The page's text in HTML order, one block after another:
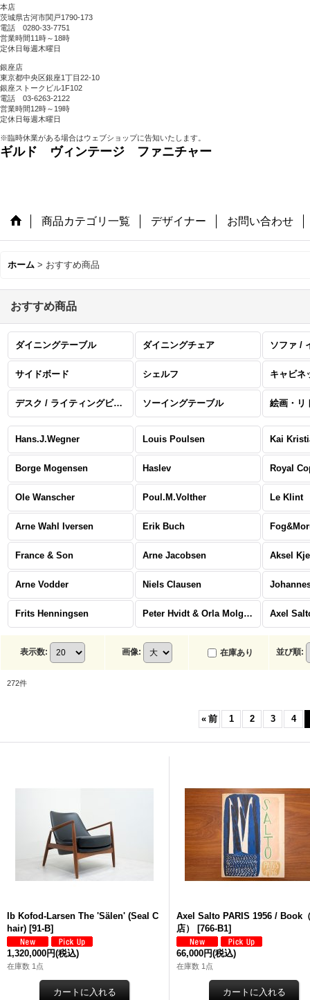
本店
茨城県古河市関戸1790-173
電話 0280-33-7751
営業時間11時～18時
定休日毎週木曜日
銀座店
東京都中央区銀座1丁目22-10
銀座ストークビル1F102
電話 03-6263-2122
営業時間12時～19時
定休日毎週木曜日
※臨時休業がある場合はウェブショップに告知いたします。
ギルド ヴィンテージ ファニチャー
商品カテゴリ一覧 デザイナー お問い合わせ
ホーム > おすすめ商品
おすすめ商品
ダイニングテーブル ダイニングチェア ソファ /
サイドボード シェルフ キャビネ
デスク / ライティングビューロー ソーイングテーブル
Hans.J.Wegner Louis Poulsen Kai
Borge Mogensen Haslev Royal
Ole Wanscher Poul.M.Volther Le Klint
Arne Wahl Iversen Erik Buch
France & Son Arne Jacobsen Aksel
Arne Vodder Niels Clausen
Frits Henningsen Peter Hvidt & Orla Molgaard Nielsen Axel
表示数: 画像: 在庫あり 並び順:
272件
« 前 1 2 3 4
Ib Kofod-Larsen The 'Sälen' (Seal C
hair) [91-B]
1,320,000円(税込)
在庫数 1点
Axel Salto PARIS 1956 / Book
店）
[766-B1]
66,000円(税込)
在庫数 1点